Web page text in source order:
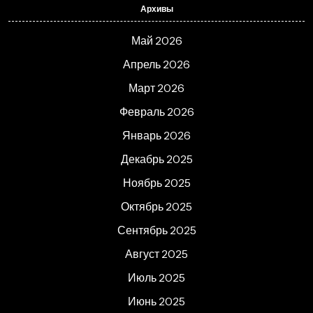
Архивы
Май 2026
Апрель 2026
Март 2026
Февраль 2026
Январь 2026
Декабрь 2025
Ноябрь 2025
Октябрь 2025
Сентябрь 2025
Август 2025
Июль 2025
Июнь 2025